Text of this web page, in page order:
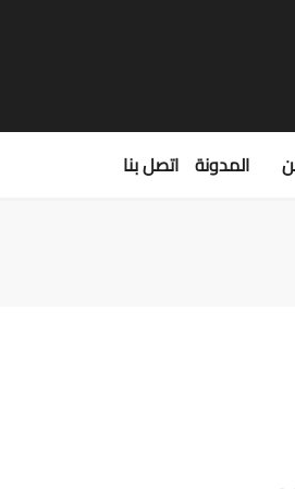
المدونة اتصل بنا